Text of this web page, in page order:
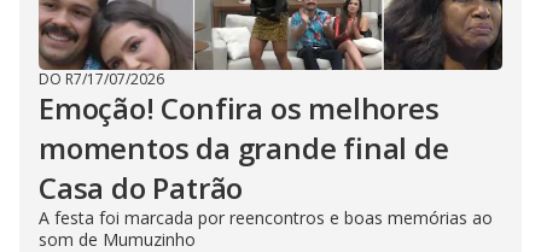
DO R7/17/07/2026
Emoção! Confira os melhores
momentos da grande final de
Casa do Patrão
A festa foi marcada por reencontros e boas memórias ao
som de Mumuzinho